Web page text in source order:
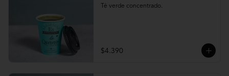
Té verde concentrado.
$4.390